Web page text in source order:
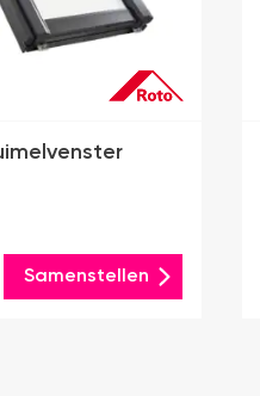
Samenstellen